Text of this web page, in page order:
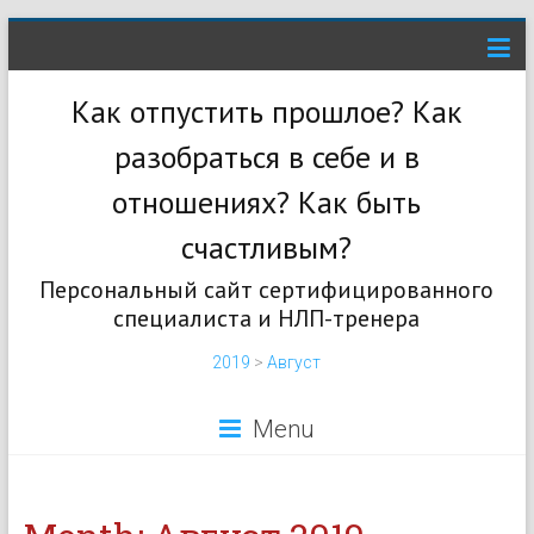
Как отпустить прошлое? Как
разобраться в себе и в
отношениях? Как быть
счастливым?
Персональный сайт сертифицированного
специалиста и НЛП-тренера
2019 >Август
Menu